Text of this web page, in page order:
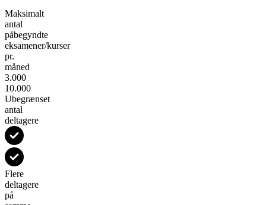
Maksimalt
antal
påbegyndte
eksamener/kurser
pr.
måned
3.000
10.000
Ubegrænset
antal
deltagere
Flere
deltagere
på